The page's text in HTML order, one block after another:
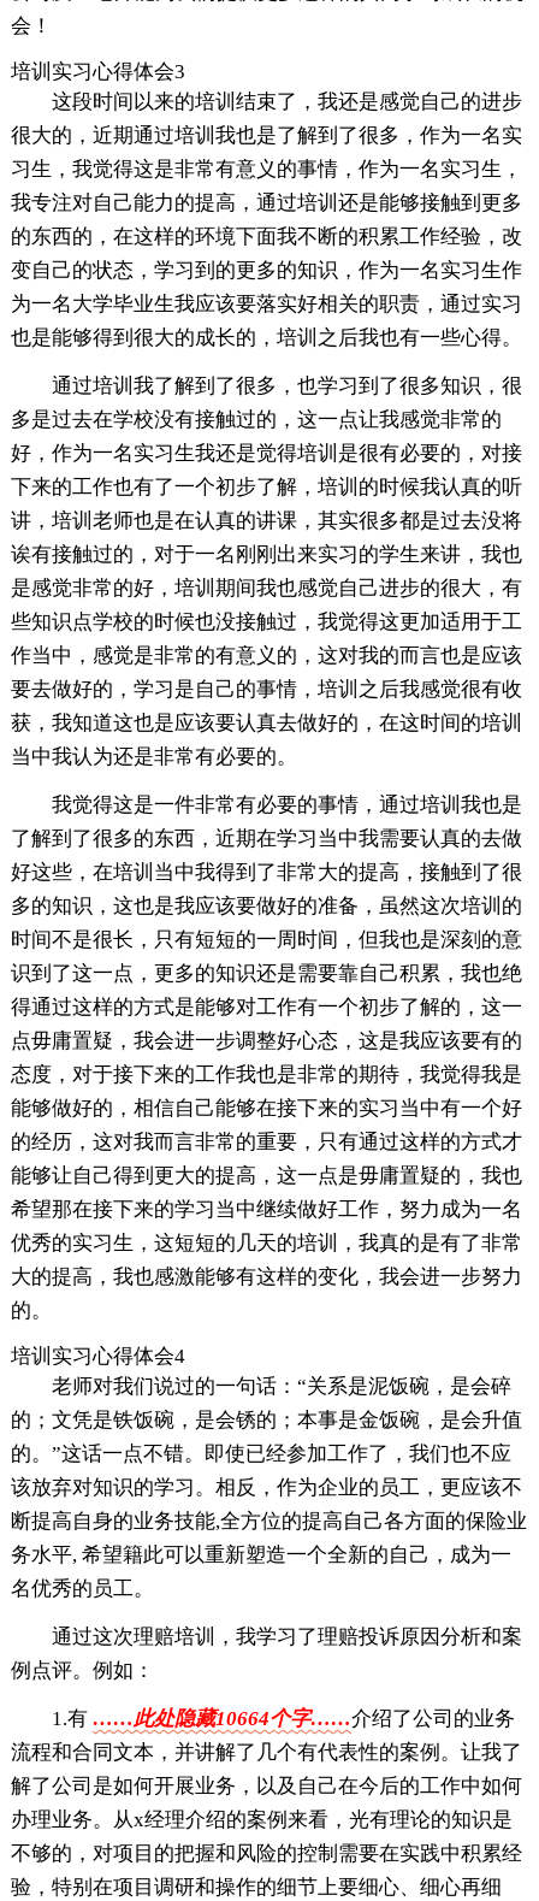
会！
培训实习心得体会3
这段时间以来的培训结束了，我还是感觉自己的进步
很大的，近期通过培训我也是了解到了很多，作为一名实
习生，我觉得这是非常有意义的事情，作为一名实习生，
我专注对自己能力的提高，通过培训还是能够接触到更多
的东西的，在这样的环境下面我不断的积累工作经验，改
变自己的状态，学习到的更多的知识，作为一名实习生作
为一名大学毕业生我应该要落实好相关的职责，通过实习
也是能够得到很大的成长的，培训之后我也有一些心得。
通过培训我了解到了很多，也学习到了很多知识，很
多是过去在学校没有接触过的，这一点让我感觉非常的
好，作为一名实习生我还是觉得培训是很有必要的，对接
下来的工作也有了一个初步了解，培训的时候我认真的听
讲，培训老师也是在认真的讲课，其实很多都是过去没将
诶有接触过的，对于一名刚刚出来实习的学生来讲，我也
是感觉非常的好，培训期间我也感觉自己进步的很大，有
些知识点学校的时候也没接触过，我觉得这更加适用于工
作当中，感觉是非常的有意义的，这对我的而言也是应该
要去做好的，学习是自己的事情，培训之后我感觉很有收
获，我知道这也是应该要认真去做好的，在这时间的培训
当中我认为还是非常有必要的。
我觉得这是一件非常有必要的事情，通过培训我也是
了解到了很多的东西，近期在学习当中我需要认真的去做
好这些，在培训当中我得到了非常大的提高，接触到了很
多的知识，这也是我应该要做好的准备，虽然这次培训的
时间不是很长，只有短短的一周时间，但我也是深刻的意
识到了这一点，更多的知识还是需要靠自己积累，我也绝
得通过这样的方式是能够对工作有一个初步了解的，这一
点毋庸置疑，我会进一步调整好心态，这是我应该要有的
态度，对于接下来的工作我也是非常的期待，我觉得我是
能够做好的，相信自己能够在接下来的实习当中有一个好
的经历，这对我而言非常的重要，只有通过这样的方式才
能够让自己得到更大的提高，这一点是毋庸置疑的，我也
希望那在接下来的学习当中继续做好工作，努力成为一名
优秀的实习生，这短短的几天的培训，我真的是有了非常
大的提高，我也感激能够有这样的变化，我会进一步努力
的。
培训实习心得体会4
老师对我们说过的一句话：“关系是泥饭碗，是会碎
的；文凭是铁饭碗，是会锈的；本事是金饭碗，是会升值
的。”这话一点不错。即使已经参加工作了，我们也不应
该放弃对知识的学习。相反，作为企业的员工，更应该不
断提高自身的业务技能,全方位的提高自己各方面的保险业
务水平, 希望籍此可以重新塑造一个全新的自己，成为一
名优秀的员工。
通过这次理赔培训，我学习了理赔投诉原因分析和案
例点评。例如：
1.有 ……此处隐藏10664个字……介绍了公司的业务
流程和合同文本，并讲解了几个有代表性的案例。让我了
解了公司是如何开展业务，以及自己在今后的工作中如何
办理业务。从x经理介绍的案例来看，光有理论的知识是
不够的，对项目的把握和风险的控制需要在实践中积累经
验，特别在项目调研和操作的细节上要细心、细心再细